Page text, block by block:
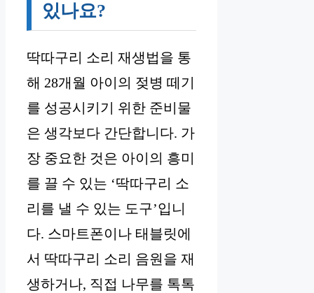
있나요?
딱따구리 소리 재생법을 통
해 28개월 아이의 젖병 떼기
를 성공시키기 위한 준비물
은 생각보다 간단합니다. 가
장 중요한 것은 아이의 흥미
를 끌 수 있는 ‘딱따구리 소
리를 낼 수 있는 도구’입니
다. 스마트폰이나 태블릿에
서 딱따구리 소리 음원을 재
생하거나, 직접 나무를 톡톡